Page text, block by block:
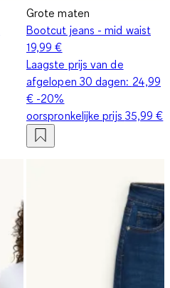
Grote maten
Bootcut jeans - mid waist
19,99 €
Laagste prijs van de
afgelopen 30 dagen: 24,99
€ -20%
oorspronkelijke prijs 35,99 €